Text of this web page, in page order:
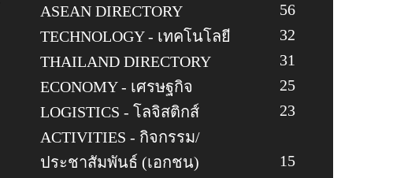
ASEAN DIRECTORY
56
TECHNOLOGY - เทคโนโลยี
32
THAILAND DIRECTORY
31
ECONOMY - เศรษฐกิจ
25
LOGISTICS - โลจิสติกส์
23
ACTIVITIES - กิจกรรม/
ประชาสัมพันธ์ (เอกชน)
15